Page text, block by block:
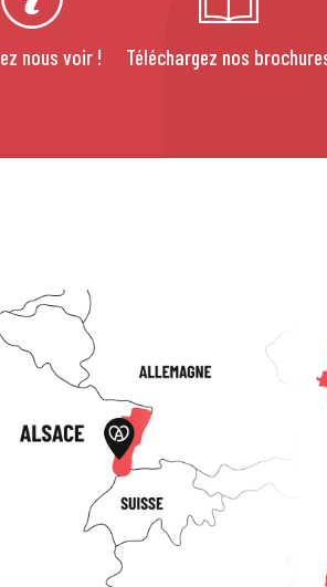
nous voir ! Téléchargez nos